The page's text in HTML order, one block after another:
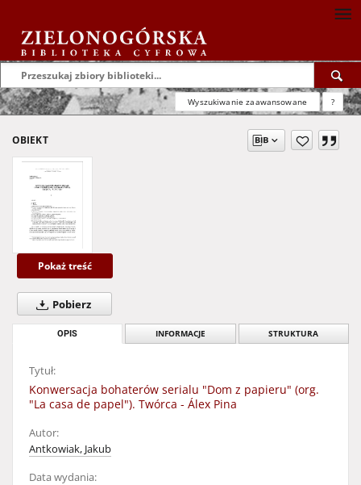
Wyszukiwanie zaawansowane ?
OBIEKT
Pokaż treść
Pobierz
OPIS INFORMACJE STRUKTURA
Tytuł:
Konwersacja bohaterów serialu "Dom z papieru" (org.
"La casa de papel"). Twórca - Álex Pina
Autor:
Antkowiak, Jakub
Data wydania: